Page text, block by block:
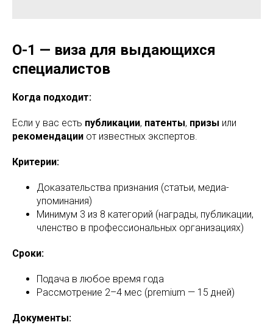
O-1 — виза для выдающихся
специалистов
Когда подходит:
Если у вас есть публикации, патенты, призы или
рекомендации от известных экспертов.
Критерии:
Доказательства признания (статьи, медиа-
упоминания)
Минимум 3 из 8 категорий (награды, публикации,
членство в профессиональных организациях)
Сроки:
Подача в любое время года
Рассмотрение 2–4 мес (premium — 15 дней)
Документы: